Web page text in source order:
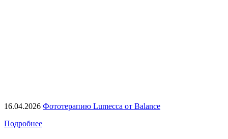
16.04.2026 Фототерапию Lumecca от Balance
Подробнее